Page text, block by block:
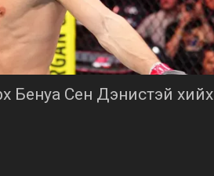
Бенуа Сен Дэнистэй хийх